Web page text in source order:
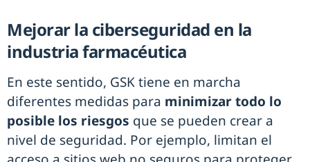
Mejorar la ciberseguridad en la
industria farmacéutica
En este sentido, GSK tiene en marcha
diferentes medidas para minimizar todo lo
posible los riesgos que se pueden crear a
nivel de seguridad. Por ejemplo, limitan el